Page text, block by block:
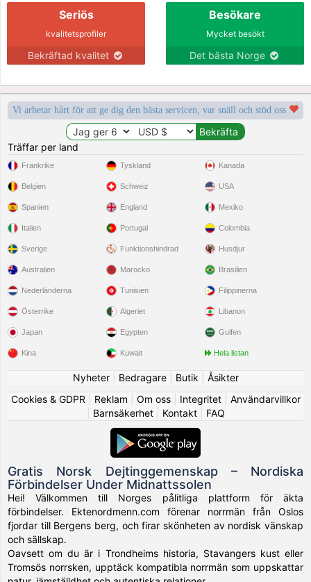
Seriös
kvalitetsprofiler
Bekräftad kvalitet
Besökare
Mycket besökt
Det bästa Norge
Vi arbetar hårt för att ge dig den bästa servicen, var snäll och stöd oss
Träffar per land
Frankrike
Belgien
Spanien
Italien
Sverige
Tyskland
Schweiz
England
Portugal
Funktionshindrad
Kanada
USA
Mexiko
Colombia
Husdjur
Australien
Nederländerna
Österrike
Japan
Kina
Marocko
Tunisien
Algeriet
Egypten
Kuwait
Brasilien
Filippinerna
Libanon
Gulfen
Hela listan
Nyheter| Bedragare| Butik
Åsikter
Cookies & GDPR
Reklam Om oss| Integritet| Användarvillkor
Barnsäkerhet| Kontakt| FAQ
Gratis Norsk Dejtinggemenskap – Nordiska
Förbindelser Under Midnattssolen
Hei! Välkommen till Norges pålitliga plattform för äkta
förbindelser. Ektenordmenn.com förenar norrmän från Oslos
fjordar till Bergens berg, och firar skönheten av nordisk vänskap
och sällskap.
Oavsett om du är i Trondheims historia, Stavangers kust eller
Tromsös norrsken, upptäck kompatibla norrmän som uppskattar